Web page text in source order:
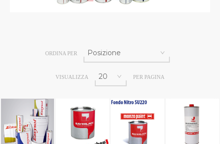
ORDINA PER
VISUALIZZA PER PAGINA